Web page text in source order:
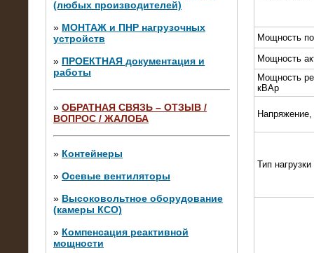
(любых производителей)
» МОНТАЖ и ПНР нагрузочных
устройств
» ПРОЕКТНАЯ документация и
работы
» ОБРАТНАЯ СВЯЗЬ – ОТЗЫВ /
ВОПРОС / ЖАЛОБА
» Контейнеры
» Осевые вентиляторы
» Высоковольтное оборудование
(камеры КСО)
» Компенсация реактивной
мощности
10.04.2015
Аренда нагрузочного модуля 4 МВт,
10 кВ
Мощность
Мощность
Мощность
кВАр
Тип нагрузки